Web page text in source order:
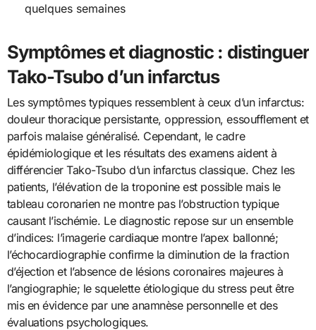
quelques semaines
Symptômes et diagnostic : distinguer
Tako-Tsubo d’un infarctus
Les symptômes typiques ressemblent à ceux d’un infarctus:
douleur thoracique persistante, oppression, essoufflement et
parfois malaise généralisé. Cependant, le cadre
épidémiologique et les résultats des examens aident à
différencier Tako-Tsubo d’un infarctus classique. Chez les
patients, l’élévation de la troponine est possible mais le
tableau coronarien ne montre pas l’obstruction typique
causant l’ischémie. Le diagnostic repose sur un ensemble
d’indices: l’imagerie cardiaque montre l’apex ballonné;
l’échocardiographie confirme la diminution de la fraction
d’éjection et l’absence de lésions coronaires majeures à
l’angiographie; le squelette étiologique du stress peut être
mis en évidence par une anamnèse personnelle et des
évaluations psychologiques.